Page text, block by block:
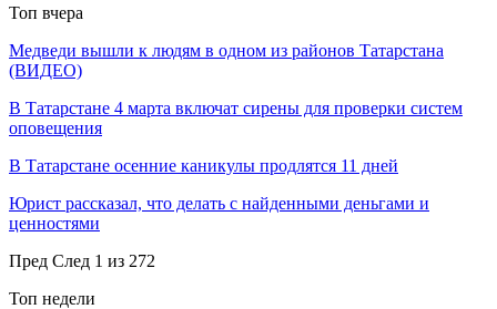
Топ вчера
Медведи вышли к людям в одном из районов Татарстана
(ВИДЕО)
В Татарстане 4 марта включат сирены для проверки систем
оповещения
В Татарстане осенние каникулы продлятся 11 дней
Юрист рассказал, что делать с найденными деньгами и
ценностями
Пред След 1 из 272
Топ недели